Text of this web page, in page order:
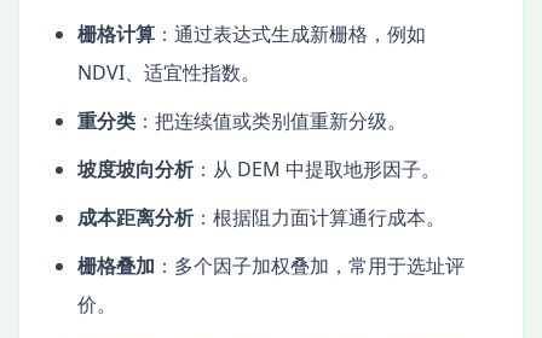
栅格计算 ：通过表达式生成新栅格，例如
NDVI、适宜性指数。
重分类 ：把连续值或类别值重新分级。
坡度坡向分析：从 DEM 中提取地形因子。
成本距离分析：根据阻力面计算通行成本。
栅格叠加 ：多个因子加权叠加，常用于选址评
价。